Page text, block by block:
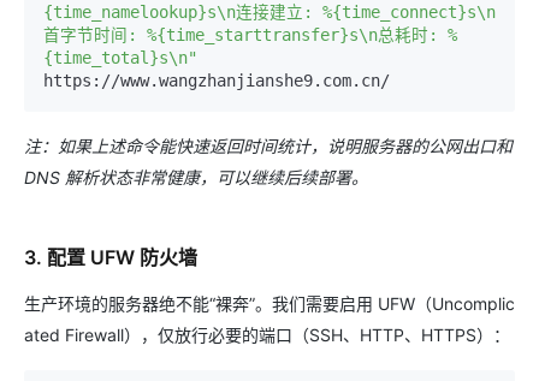
{time_namelookup}s\n连接建立: %{time_connect}s\n
首字节时间: %{time_starttransfer}s\n总耗时: %
{time_total}s\n"
注：如果上述命令能快速返回时间统计，说明服务器的公网出口和
DNS 解析状态非常健康，可以继续后续部署。
3. 配置 UFW 防火墙
生产环境的服务器绝不能“裸奔”。我们需要启用 UFW（Uncomplic
ated Firewall），仅放行必要的端口（SSH、HTTP、HTTPS）：